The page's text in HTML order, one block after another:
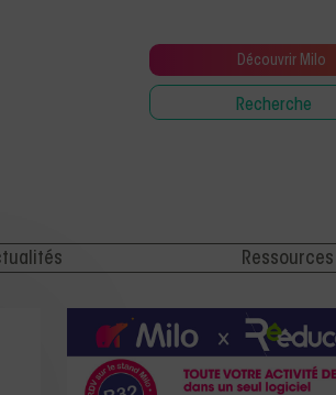
Découvrir Milo
Ressources